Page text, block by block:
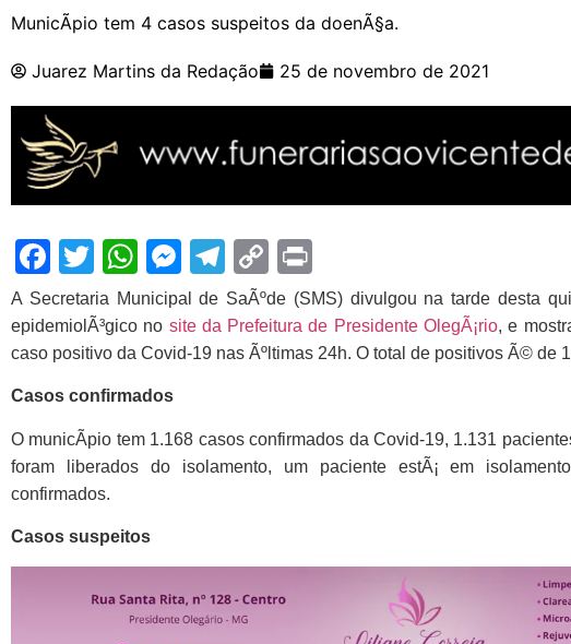
MunicÃ­pio tem 4 casos suspeitos da doenÃ§a.
Juarez Martins da Redação 25 de novembro de 2021
Facebook
Twitter
WhatsApp
Messenger
Telegram
Copy
Link
A Secretaria Municipal de SaÃºde (SMS) divulgou na tarde desta
epidemiolÃ³gico no site da Prefeitura de Presidente OlegÃ¡rio, e
caso positivo da Covid-19 nas Ãºltimas 24h. O total de positivos Ã© de
Casos confirmados
O municÃ­pio tem 1.168 casos confirmados da Covid-19, 1.131
foram liberados do isolamento, um paciente estÃ¡ em
confirmados.
Casos suspeitos